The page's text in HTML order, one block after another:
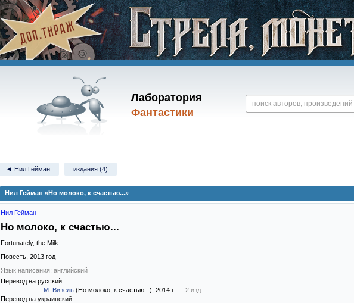
Лаборатория
Фантастики
◄ Нил Гейман издания (4)
Нил Гейман «Но молоко, к счастью...»
Нил Гейман
Но молоко, к счастью...
Fortunately, the Milk...
Повесть, 2013 год
Язык написания: английский
Перевод на русский:
— М. Визель (Но молоко, к счастью...); 2014 г. — 2 изд.
Перевод на украинский: